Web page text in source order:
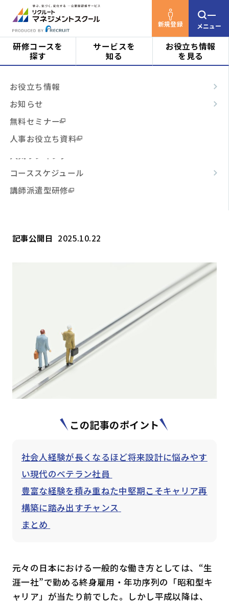
新規登録 メニュー
階層・役割
はじめての方へ
お知らせ
お問い合わせ 資料請求
管理者ログイン
研修コースを
探す
対象者
ビジネススキル
テーマ別
3時間コース
人気ランキング
コーススケジュール
講師派遣型研修
サービスを
知る
はじめての方へ
サービスの特長
ご利用の流れ
よくあるご質問
お役立ち情報
を見る
お役立ち情報
お知らせ
無料セミナー
人事お役立ち資料
リクルートマネジメントスクールTOP
実現し、人生100年時代の先行きを安泰にする「キャ
リア再構築」研修とは？
定年退職後も見据えた豊かな働
き方を実現し、人生100年時代
の先行きを安泰にする「キャリ
記事公開日 2025.10.22
この記事のポイント
社会人経験が長くなるほど将来設計に悩みやす
い現代のベテラン社員
豊富な経験を積み重ねた中堅期こそキャリア再
構築に踏み出すチャンス
まとめ
元々の日本における一般的な働き方としては、“生
涯一社”で勤める終身雇用・年功序列の「昭和型キ
ャリア」が当たり前でした。しかし平成以降は、